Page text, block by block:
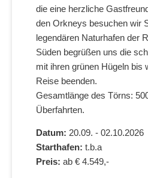
die eine herzliche
den Orkneys besuchen wir
legendären Naturhafen der
Süden begrüßen uns die
mit ihren grünen Hügeln bis
Reise beenden.
Gesamtlänge des Törns:
Überfahrten.
Datum: 20.09. - 02.10.2026
Starthafen: t.b.a
Preis: ab € 4.549,-